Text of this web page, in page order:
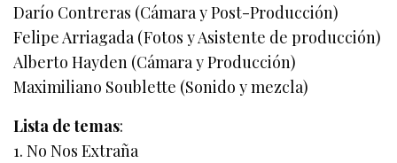
Darío Contreras (Cámara y Post-Producción)
Felipe Arriagada (Fotos y Asistente de producción)
Alberto Hayden (Cámara y Producción)
Maximiliano Soublette (Sonido y mezcla)
Lista de temas:
1. No Nos Extraña